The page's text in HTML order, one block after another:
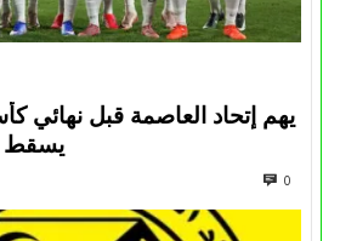
يهم إتحاد العاصمة قبل نهائي
0